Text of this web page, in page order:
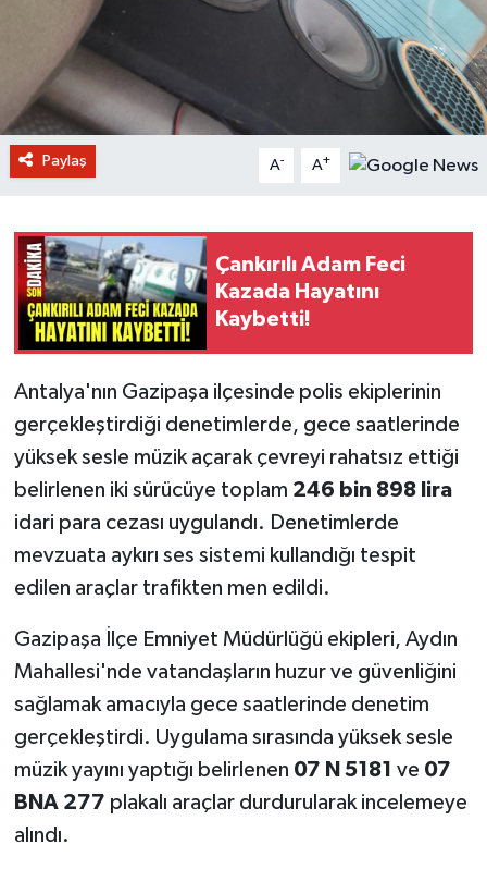
Paylaş A- A+
Çankırılı Adam Feci
Kazada Hayatını
Kaybetti!
Antalya'nın Gazipaşa ilçesinde polis ekiplerinin
gerçekleştirdiği denetimlerde, gece saatlerinde
yüksek sesle müzik açarak çevreyi rahatsız ettiği
belirlenen iki sürücüye toplam 246 bin 898 lira
idari para cezası uygulandı. Denetimlerde
mevzuata aykırı ses sistemi kullandığı tespit
edilen araçlar trafikten men edildi.
Gazipaşa İlçe Emniyet Müdürlüğü ekipleri, Aydın
Mahallesi'nde vatandaşların huzur ve güvenliğini
sağlamak amacıyla gece saatlerinde denetim
gerçekleştirdi. Uygulama sırasında yüksek sesle
müzik yayını yaptığı belirlenen 07 N 5181 ve 07
BNA 277 plakalı araçlar durdurularak incelemeye
alındı.